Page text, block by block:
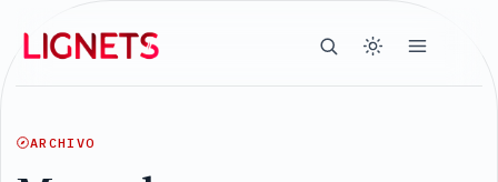
ARCHIVO